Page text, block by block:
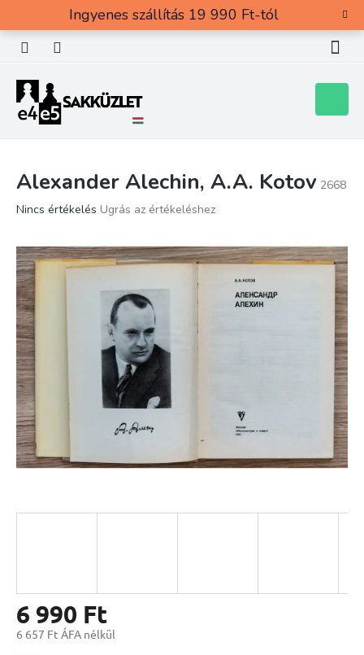
tartalomhoz
Ingyenes szállítás 19 990 Ft-tól
Alexander Alechin, A.A. Kotov 2668
A
értékelése
5-
ből
0,0
csillag.
Nincs értékelés Ugrás az értékeléshez
6 990 Ft
6 657 Ft ÁFA nélkül